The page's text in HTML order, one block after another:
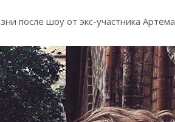
после шоу от экс-участника Артёма